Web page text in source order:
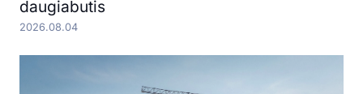
daugiabutis
2026.08.04